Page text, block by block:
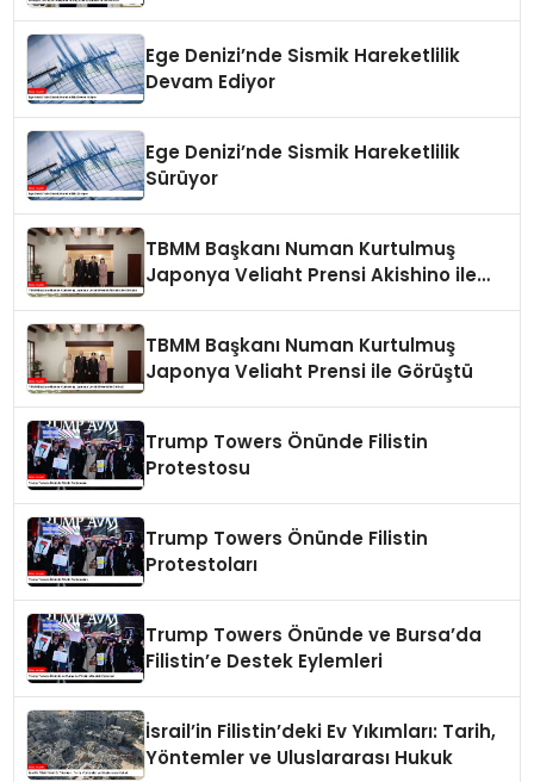
Ege Denizi’nde Sismik Hareketlilik
Devam Ediyor
Ege Denizi’nde Sismik Hareketlilik
Sürüyor
TBMM Başkanı Numan Kurtulmuş
Japonya Veliaht Prensi Akishino ile
TBMM Başkanı Numan Kurtulmuş
Japonya Veliaht Prensi ile Görüştü
Trump Towers Önünde Filistin
Protestosu
Trump Towers Önünde Filistin
Protestoları
Trump Towers Önünde ve Bursa’da
Filistin’e Destek Eylemleri
İsrail’in Filistin’deki Ev Yıkımları: Tarih,
Yöntemler ve Uluslararası Hukuk